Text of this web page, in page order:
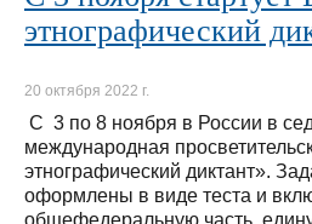
этнографический
20 октября 2022 г.
С 3 по 8 ноября в России в
международная
этнографический диктант».
оформлены в виде теста и